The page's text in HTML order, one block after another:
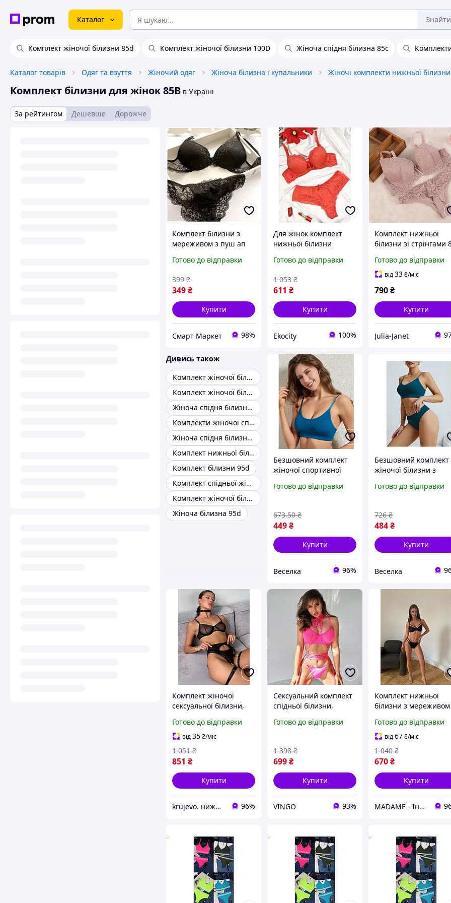
Каталог Знайти
Комплект жіночої білизни 85d Комплект жіночої білизни 100D Жіноча спідня білизна 85с
Каталог товарів Одяг та взуття Жіночий одяг Жіноча білизна і купальники Жіночі комплекти нижньої білизни
Комплект білизни для жінок 85B в Україні
За рейтингом Дешевше Дорожче
Комплект білизни з
мереживом з пуш ап
34/75B
Готово до відправки
349₴
399 ₴
Купити
Смарт Маркет 98%
Для жінок комплект
нижньої білизни
трусики бразиліана
червоний апельсин
(637710КА)
Готово до відправки
611 ₴
1 053 ₴
Купити
Ekocity 100%
Комплект нижньої
білизни зі стрінгами
Готово до відправки
від33₴/міс
790₴
Купити
Julia-Janet
Дивись також
Комплект жіночої білизни 85d
Комплект жіночої білизни 100D
Жіноча спідня білизна 85с
Комплекти жіночої спідньої білизни 85D
Жіноча спідня білизна 75с
Комплект нижньої білизни 75b
Комплект білизни 95d
Комплект спідньої жіночої білизни 75е
Комплект жіночої білизни чашка B
Жіноча білизна 95d
Безшовний комплект
жіночої спортивної
для активного
повсякденного носіння
FLAME
Готово до відправки
449₴
673.50 ₴
Купити
Веселка 96%
Безшовний комплект
жіночої білизни з
спорту активного
смарагдовий колір
FLAME
Готово до відправки
484₴
726 ₴
Купити
Веселка
Комплект жіночої
сексуальної білизни,
набір для дівчат,
спідня білизна з
Готово до відправки
від35₴/міс
851 ₴
1 051 ₴
Купити
krujevo. нижнее белье 96%
Сексуальний комплект
спідньої білизни,
білизна. Красива
Готово до відправки
699₴
1 398 ₴
Купити
VINGO 93%
Комплект нижньої
білизни з мереживом
85B
Готово до відправки
від67₴/міс
670₴
1 040 ₴
Купити
MADAME - Інтернет магазин жіночого одягу